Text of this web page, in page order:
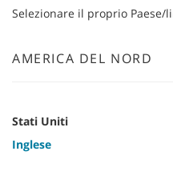
Selezionare il proprio
AMERICA DEL NORD
Stati Uniti
Inglese